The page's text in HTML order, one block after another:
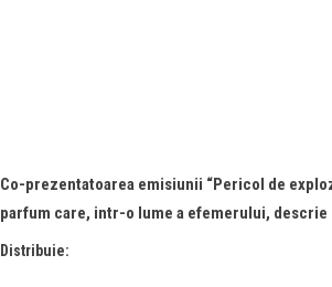
Co-prezentatoarea emisiunii “Pericol de
parfum care, intr-o lume a efemerului,
Distribuie: